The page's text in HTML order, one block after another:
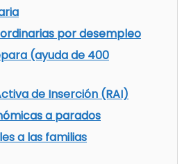
por desempleo
(ayuda de 400
de Inserción (RAI)
a parados
a las familias